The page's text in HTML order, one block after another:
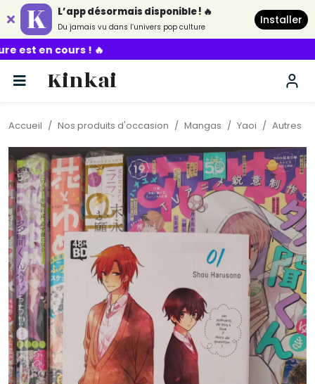
L’app désormais disponible ! 🔥
Du jamais vu dans l’univers pop culture
Installer
Kinkai
Accueil Nos produits d'occasion Mangas Yaoi Autres